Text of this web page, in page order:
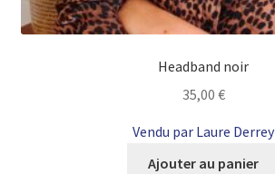
Headband noir
35,00 €
Vendu par Laure Derrey
Ajouter au panier